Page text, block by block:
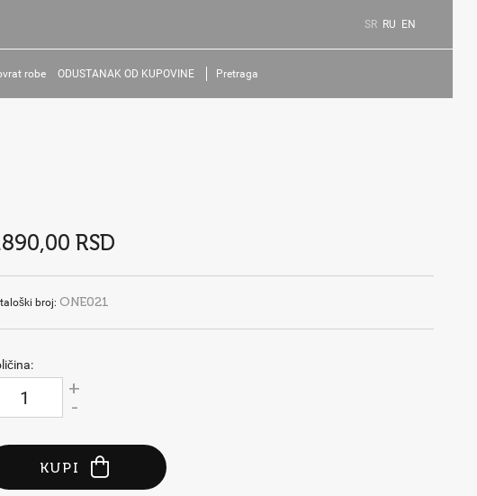
SR RU EN
robe ODUSTANAK OD KUPOVINE Pretraga
RSD
broj: ONE021
+
-
KUPI